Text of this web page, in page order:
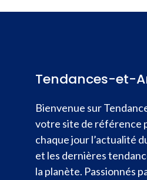
Tendances-et-
Bienvenue sur
votre site de référence
chaque jour l’actualité
et les dernières
la planète. Passionnés